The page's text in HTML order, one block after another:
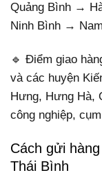
Quảng Bình →
Ninh Bình →
🔹 Điểm giao
và các huyện
Hưng, Hưng Hà,
công nghiệp,
Cách gửi
Thái Bình